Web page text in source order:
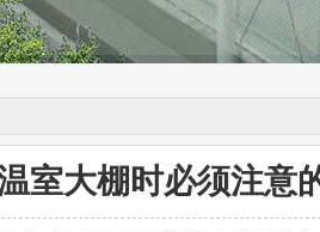
室大棚时必须注意